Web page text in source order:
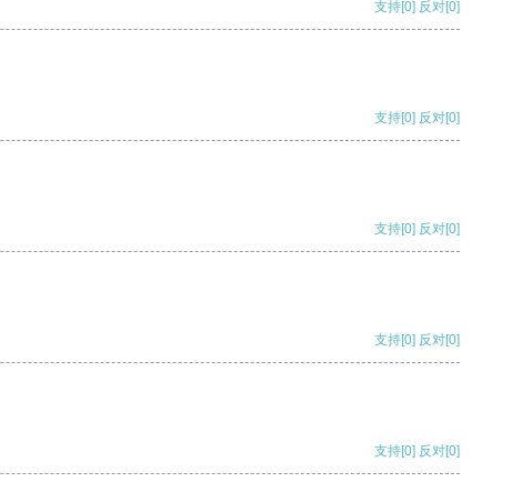
支持[0] 反对[0]
支持[0] 反对[0]
支持[0] 反对[0]
支持[0] 反对[0]
支持[0] 反对[0]